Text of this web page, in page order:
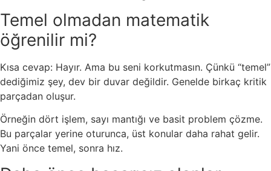
Temel olmadan matematik
öğrenilir mi?
Kısa cevap: Hayır. Ama bu seni korkutmasın. Çünkü “temel”
dediğimiz şey, dev bir duvar değildir. Genelde birkaç kritik
parçadan oluşur.
Örneğin dört işlem, sayı mantığı ve basit problem çözme.
Bu parçalar yerine oturunca, üst konular daha rahat gelir.
Yani önce temel, sonra hız.